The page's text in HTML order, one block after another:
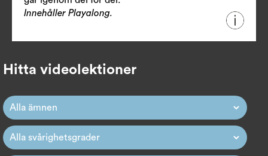
Innehåller Playalong.
Hitta videolektioner